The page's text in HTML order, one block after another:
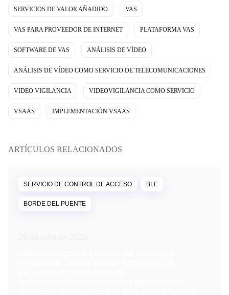
SERVICIOS DE VALOR AÑADIDO VAS
VAS PARA PROVEEDOR DE INTERNET PLATAFORMA VAS
SOFTWARE DE VAS ANÁLISIS DE VÍDEO
ANÁLISIS DE VÍDEO COMO SERVICIO DE TELECOMUNICACIONES
VIDEO VIGILANCIA VIDEOVIGILANCIA COMO SERVICIO
VSAAS IMPLEMENTACIÓN VSAAS
ARTÍCULOS RELACIONADOS
SERVICIO DE CONTROL DE ACCESO BLE
BORDE DEL PUENTE